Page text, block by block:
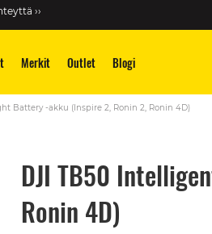
››
Merkit Outlet Blogi
Battery -akku (Inspire 2, Ronin 2, Ronin 4D)
DJI TB50
Ronin 4D)